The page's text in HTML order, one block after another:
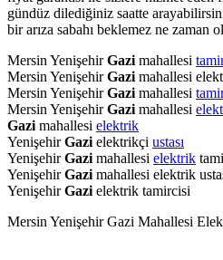
gündüz dilediğiniz saatte
bir arıza sabahı beklemez ne zaman
Mersin YenişehirGazimahallesi
Mersin YenişehirGazimahallesi
Mersin YenişehirGazimahallesi
Mersin YenişehirGazimahallesi
Gazimahallesi elektrik
YenişehirGazielektrikçi ustası
YenişehirGazimahallesi elektrik
YenişehirGazimahallesi elektrik
YenişehirGazielektrik tamircisi
Mersin Yenişehir Gazi Mahallesi